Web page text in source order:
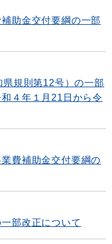
助金交付要綱の一部
規則第12号）の一部
４年１月21日から令
費補助金交付要綱の
部改正について